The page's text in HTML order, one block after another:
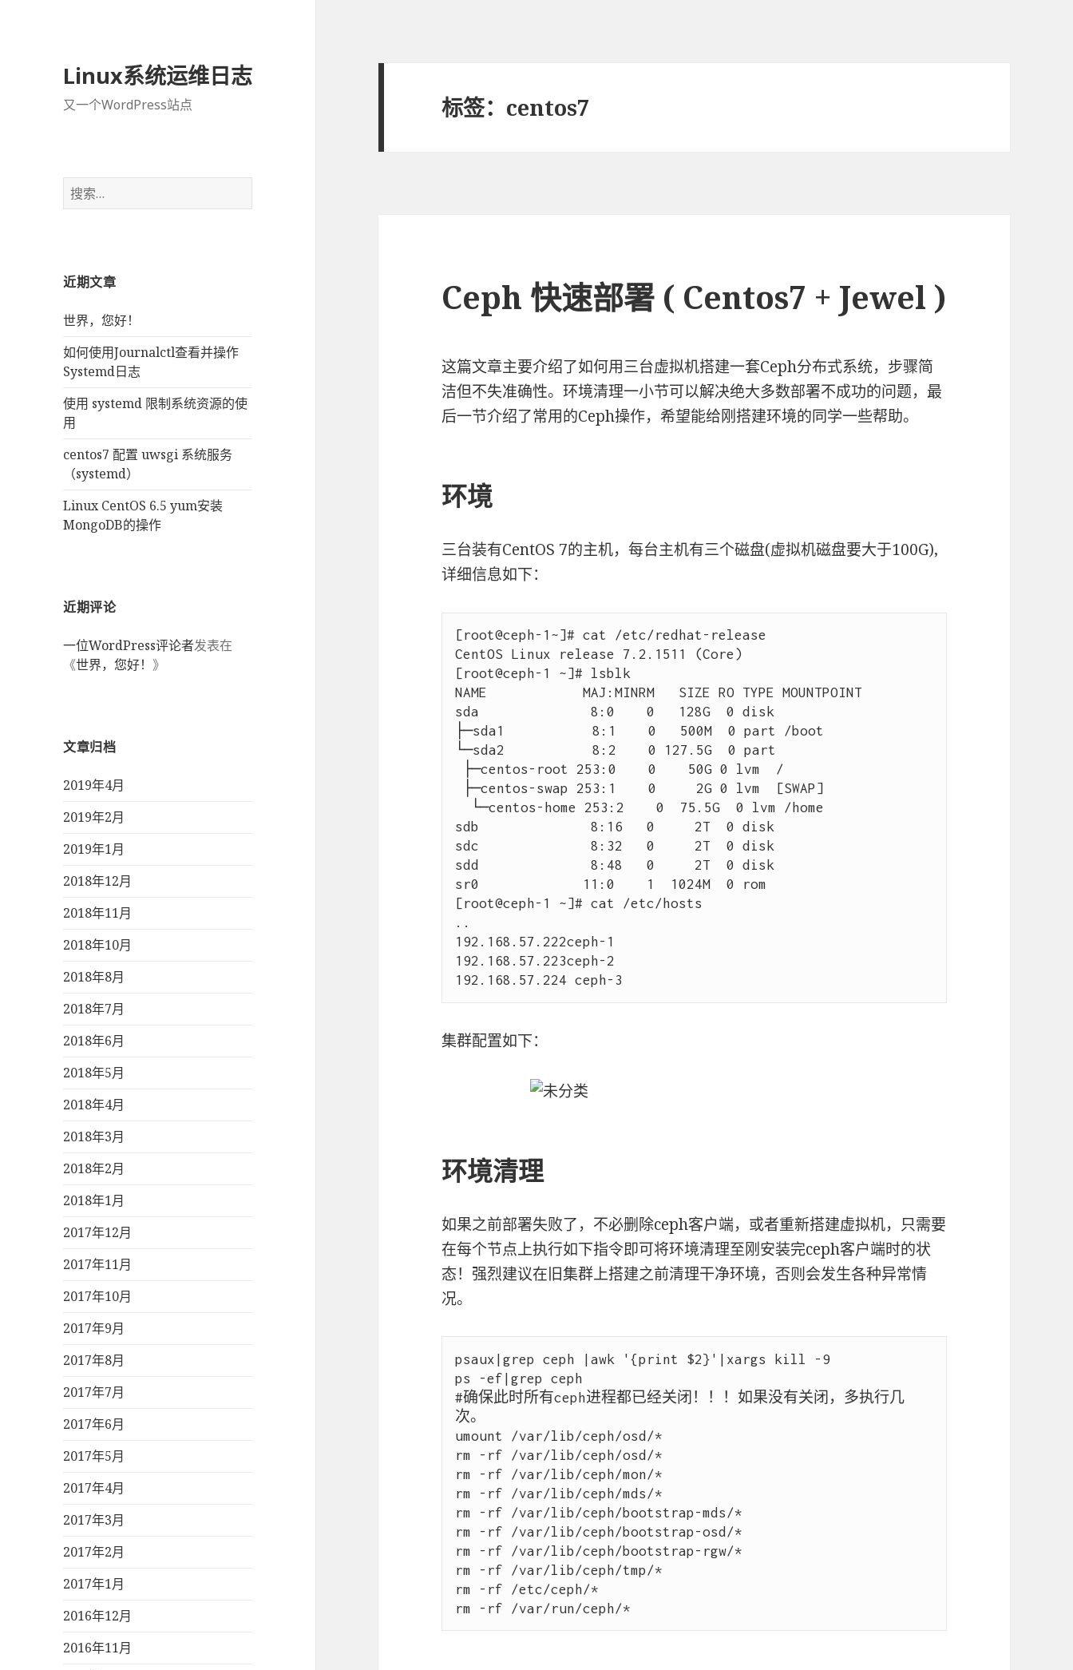
Linux系统运维日志
又一个WordPress站点
搜
索
近期文章
世界，您好！
如何使用Journalctl查看并操作
Systemd日志
使用 systemd 限制系统资源的使
用
centos7 配置 uwsgi 系统服务
（systemd）
Linux CentOS 6.5 yum安装
MongoDB的操作
近期评论
一位WordPress评论者发表在
《世界，您好！》
文章归档
2019年4月
2019年2月
2019年1月
2018年12月
2018年11月
2018年10月
2018年8月
2018年7月
2018年6月
2018年5月
2018年4月
2018年3月
2018年2月
2018年1月
2017年12月
2017年11月
2017年10月
2017年9月
2017年8月
2017年7月
2017年6月
2017年5月
2017年4月
2017年3月
2017年2月
2017年1月
2016年12月
2016年11月
标签：centos7
Ceph 快速部署 ( Centos7 + Jewel )
这篇文章主要介绍了如何用三台虚拟机搭建一套Ceph分布式系统，步骤简
洁但不失准确性。环境清理一小节可以解决绝大多数部署不成功的问题，最
后一节介绍了常用的Ceph操作，希望能给刚搭建环境的同学一些帮助。
环境
三台装有CentOS 7的主机，每台主机有三个磁盘(虚拟机磁盘要大于100G),
详细信息如下：
[root@ceph-1~]# cat /etc/redhat-release
CentOS Linux release 7.2.1511 (Core)
[root@ceph-1 ~]# lsblk
NAME            MAJ:MINRM   SIZE RO TYPE MOUNTPOINT
sda              8:0    0   128G  0 disk
├─sda1           8:1    0   500M  0 part /boot
└─sda2           8:2    0 127.5G  0 part
sdb              8:16   0     2T  0 disk
sdc              8:32   0     2T  0 disk
sdd              8:48   0     2T  0 disk
sr0             11:0    1  1024M  0 rom
[root@ceph-1 ~]# cat /etc/hosts
..
192.168.57.222ceph-1
192.168.57.223ceph-2
集群配置如下：
环境清理
如果之前部署失败了，不必删除ceph客户端，或者重新搭建虚拟机，只需要
在每个节点上执行如下指令即可将环境清理至刚安装完ceph客户端时的状
态！强烈建议在旧集群上搭建之前清理干净环境，否则会发生各种异常情
况。
psaux|grep ceph |awk '{print $2}'|xargs kill -9
ps -ef|grep ceph
#确保此时所有ceph进程都已经关闭！！！如果没有关闭，多执行几
次。
umount /var/lib/ceph/osd/*
rm -rf /var/lib/ceph/osd/*
rm -rf /var/lib/ceph/mon/*
rm -rf /var/lib/ceph/mds/*
rm -rf /var/lib/ceph/bootstrap-mds/*
rm -rf /var/lib/ceph/bootstrap-osd/*
rm -rf /var/lib/ceph/bootstrap-rgw/*
rm -rf /var/lib/ceph/tmp/*
rm -rf /etc/ceph/*